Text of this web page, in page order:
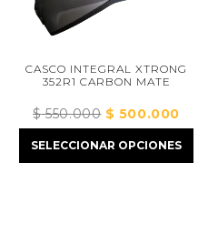
CASCO INTEGRAL XTRONG
352R1 CARBON MATE
$550.000El
precio
original
$500.000El
precio
actual
SELECCIONAR OPCIONES